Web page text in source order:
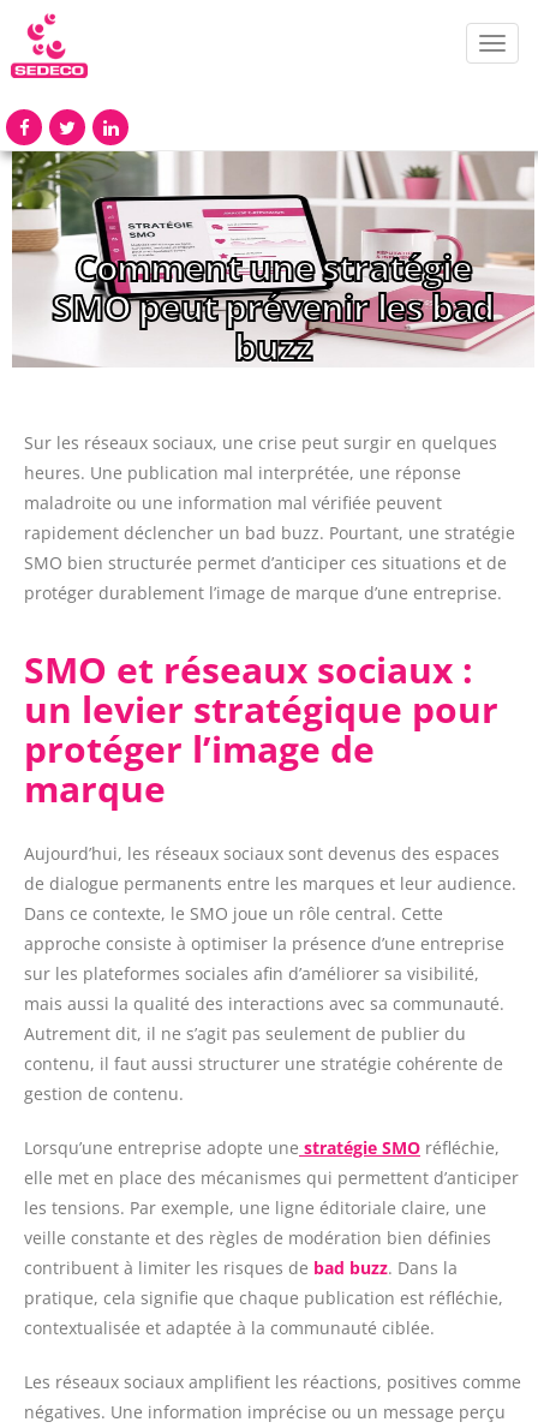
Comment une stratégie
SMO peut prévenir les bad
buzz
Sur les réseaux sociaux, une crise peut surgir en quelques
heures. Une publication mal interprétée, une réponse
maladroite ou une information mal vérifiée peuvent
rapidement déclencher un bad buzz. Pourtant, une stratégie
SMO bien structurée permet d’anticiper ces situations et de
protéger durablement l’image de marque d’une entreprise.
SMO et réseaux sociaux :
un levier stratégique pour
protéger l’image de
marque
Aujourd’hui, les réseaux sociaux sont devenus des espaces
de dialogue permanents entre les marques et leur audience.
Dans ce contexte, le SMO joue un rôle central. Cette
approche consiste à optimiser la présence d’une entreprise
sur les plateformes sociales afin d’améliorer sa visibilité,
mais aussi la qualité des interactions avec sa communauté.
Autrement dit, il ne s’agit pas seulement de publier du
contenu, il faut aussi structurer une stratégie cohérente de
gestion de contenu.
Lorsqu’une entreprise adopte une stratégie SMO réfléchie,
elle met en place des mécanismes qui permettent d’anticiper
les tensions. Par exemple, une ligne éditoriale claire, une
veille constante et des règles de modération bien définies
contribuent à limiter les risques de bad buzz. Dans la
pratique, cela signifie que chaque publication est réfléchie,
contextualisée et adaptée à la communauté ciblée.
Les réseaux sociaux amplifient les réactions, positives comme
négatives. Une information imprécise ou un message perçu